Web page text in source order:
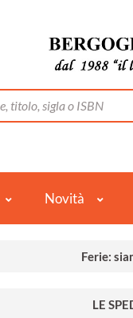
Novità
Ferie:
LE